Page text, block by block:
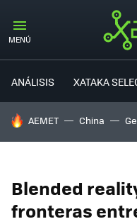
MENÚ
ANÁLISIS XATAKA
HOY SE HABLA DE
AEMET China
Blended
fronteras